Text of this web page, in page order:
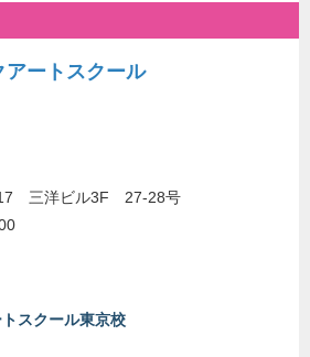
ートスクール
17 三洋ビル3F 27-28号
スクール東京校